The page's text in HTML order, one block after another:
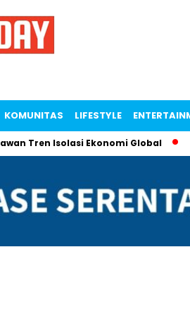
KOMUNITAS LIFESTYLE
Tren Isolasi Ekonomi Global